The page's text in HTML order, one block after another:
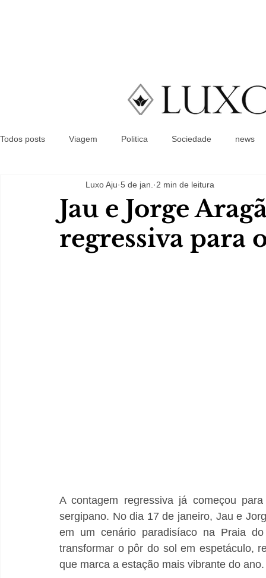
Todos posts Viagem Politica Sociedade news
Jau e Jorge
regressiva para
Luxo Aju 5 de jan. 2 min de leitura
A contagem regressiva já começou
sergipano. No dia 17 de janeiro, Jau e
em um cenário paradisíaco na Praia
transformar o pôr do sol em espetáculo,
que marca a estação mais vibrante do